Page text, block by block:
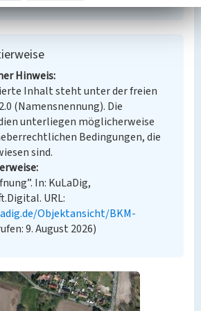
Hinweis
Inhalt steht unter der freien
(Namensnennung). Die
unterliegen möglicherweise
Bedingungen, die
sind.
In: KuLaDig,
URL:
Objektansicht/BKM-
9. August 2026)